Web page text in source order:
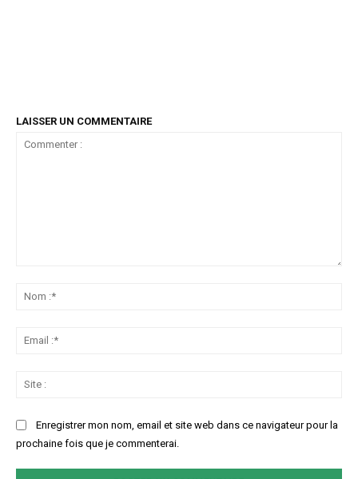
LAISSER UN COMMENTAIRE
Enregistrer mon nom, email et site web dans ce navigateur pour la
prochaine fois que je commenterai.